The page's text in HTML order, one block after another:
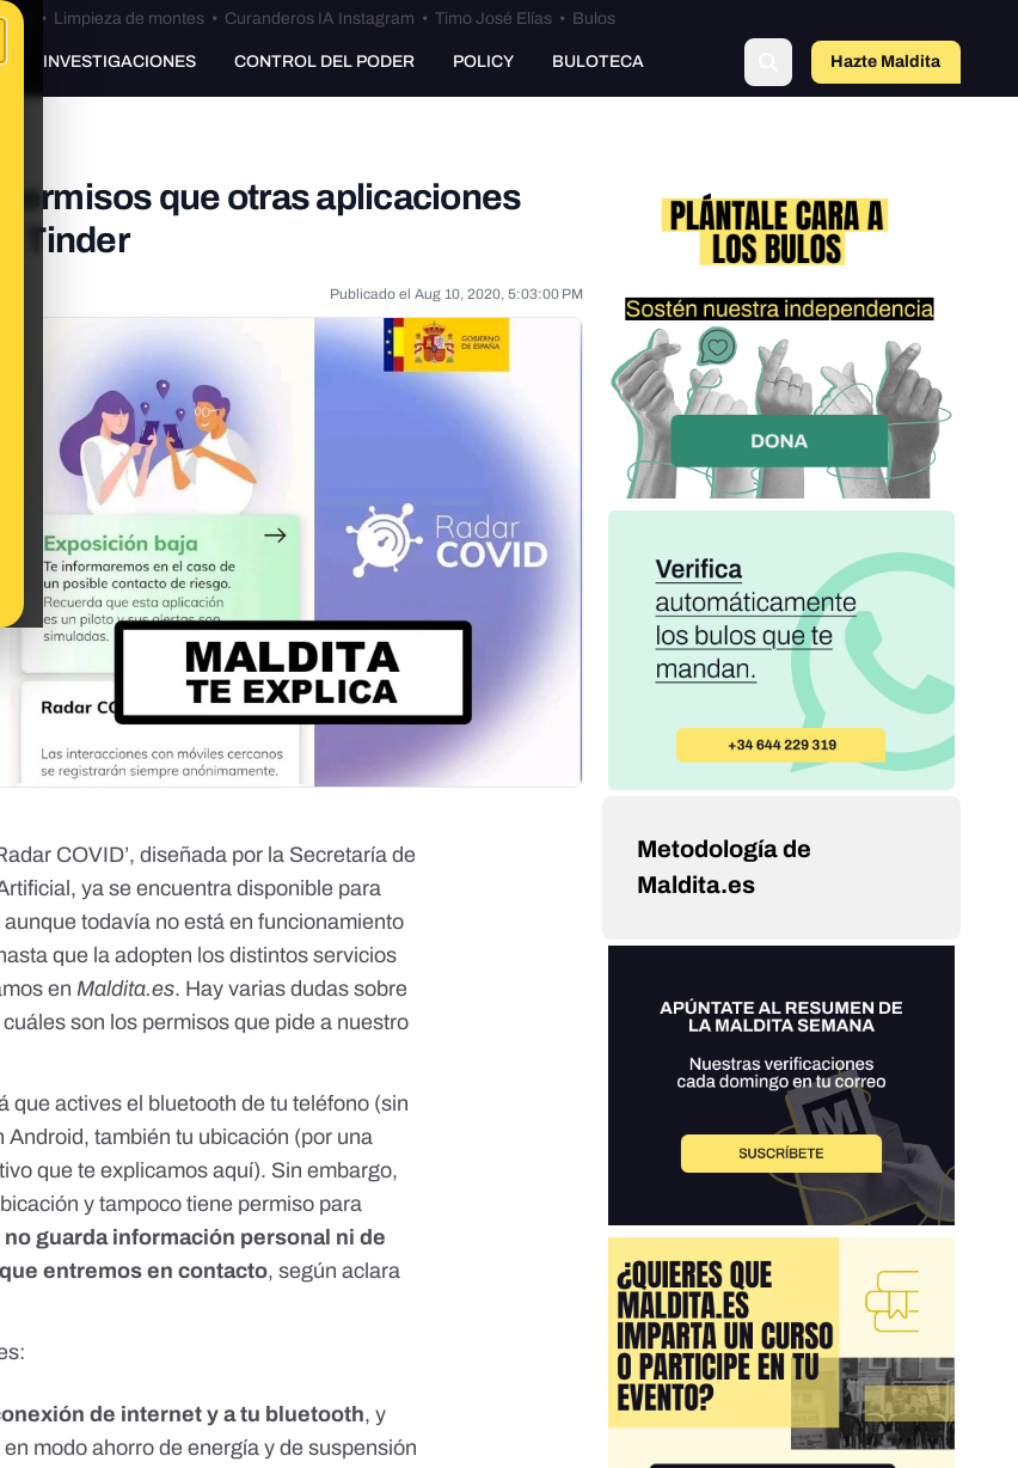
• Limpieza de montes• Curanderos IA Instagram • Timo José Elías• Bulos
INVESTIGACIONES CONTROL DEL PODER POLICY BULOTECA Hazte Maldito
a
permisos que otras aplicaciones
Tinder
Publicado el Aug 10, 2020, 5:03:00 PM
COVID’, diseñada por la Secretaría de
ya se encuentra disponible para
todavía no está en funcionamiento
que la adopten los distintos servicios
enMaldita.es. Hay varias dudas sobre
son los permisos que pide a nuestro
que actives el bluetooth de tu teléfono (sin
Android, también tu ubicación (por una
que te explicamosaquí). Sin embargo,
y tampoco tiene permiso para
no guarda información personal ni de
entremos en contacto, según aclara
de internet y a tu bluetooth, y
modo ahorro de energía y de suspensión
Metodología de
Maldita.es